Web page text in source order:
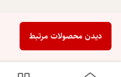
دیدن محصولات مرتبط